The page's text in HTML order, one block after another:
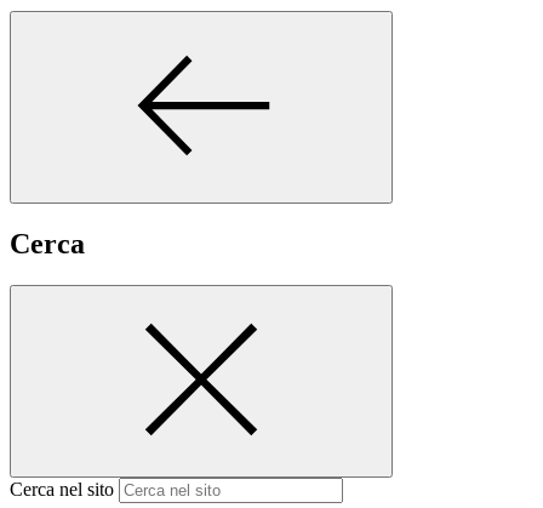
Cerca
Cerca nel sito